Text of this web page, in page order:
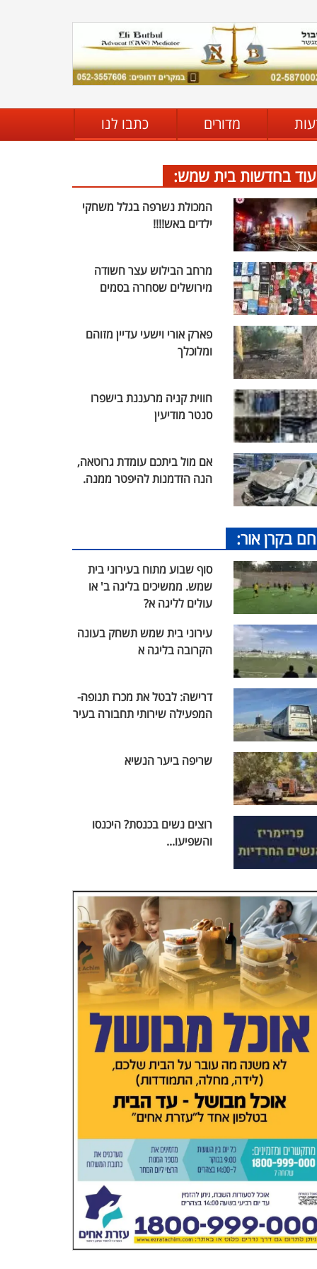
מדורים כתבו לנו
עוד בחדשות בית שמש:
המכולת נשרפה בגלל משחקי
ילדים באש!!!!
מרחב הבילוש עצר חשודה
מירושלים שסחרה בסמים
פארק אורי וישעי עדיין מזוהם
ומלוכלך
חווית קניה מרעננת בישפרו
סנטר מודיעין
אם מול ביתכם עומדת גרוטאה,
הנה הזדמנות להיפטר ממנה.
חם בקרן אור:
סוף שבוע מתוח בעירוני בית
שמש. ממשיכים בליגה ב' או
עולים לליגה א?
עירוני בית שמש תשחק בעונה
הקרובה בליגה א
דרישה: לבטל את מכרז תנופה-
המפעילה שירותי תחבורה בעיר
שריפה ביער הנשיא
רוצים נשים בכנסת? היכנסו
והשפיעו...